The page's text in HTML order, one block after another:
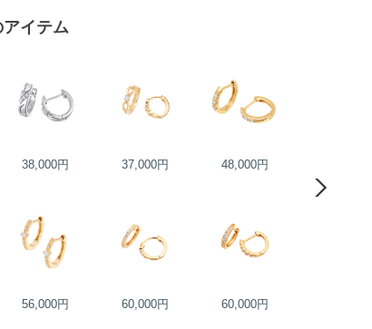
アイテム
38,000円 37,000円 48,000円
56,000円 60,000円 60,000円